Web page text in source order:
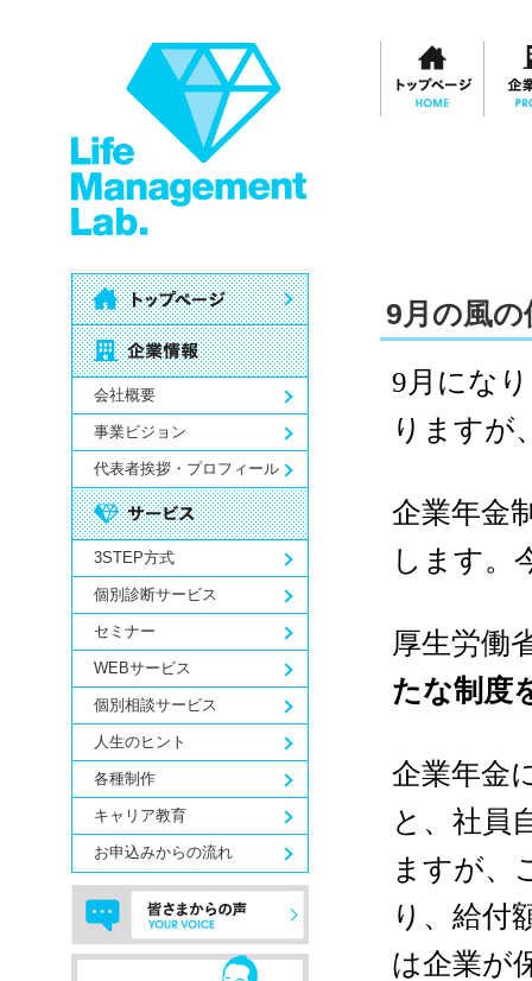
会社概要
事業ビジョン
代表者挨拶・プロフィール
3STEP方式
個別診断サービス
セミナー
WEBサービス
個別相談サービス
人生のヒント
各種制作
キャリア教育
お申込みからの流れ
9月の風の
9月にな
りますが
企業年金
します。
厚生労働
たな制度
企業年金
と、社員
ますが、
り、給付
は企業が